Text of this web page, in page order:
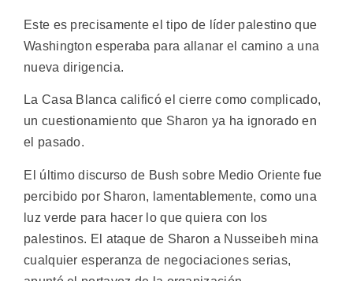
Este es precisamente el tipo de líder palestino que
Washington esperaba para allanar el camino a una
nueva dirigencia.
La Casa Blanca calificó el cierre como complicado,
un cuestionamiento que Sharon ya ha ignorado en
el pasado.
El último discurso de Bush sobre Medio Oriente fue
percibido por Sharon, lamentablemente, como una
luz verde para hacer lo que quiera con los
palestinos. El ataque de Sharon a Nusseibeh mina
cualquier esperanza de negociaciones serias,